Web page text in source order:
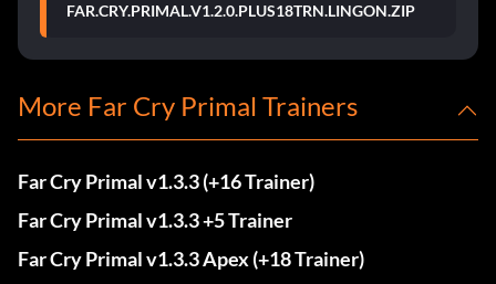
FAR.CRY.PRIMAL.V1.2.0.PLUS18TRN.LINGON.ZIP
More Far Cry Primal Trainers
Far Cry Primal v1.3.3 (+16 Trainer)
Far Cry Primal v1.3.3 +5 Trainer
Far Cry Primal v1.3.3 Apex (+18 Trainer)